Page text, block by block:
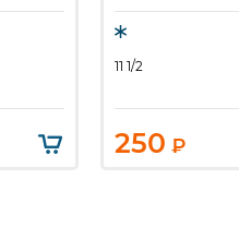
11 1/2
250 ₽